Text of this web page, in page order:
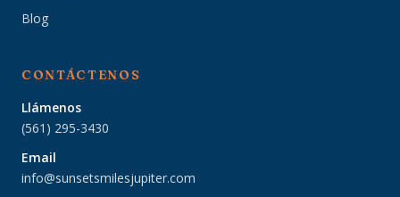
Blog
CONTÁCTENOS
Llámenos
(561) 295-3430
Email
info@sunsetsmilesjupiter.com